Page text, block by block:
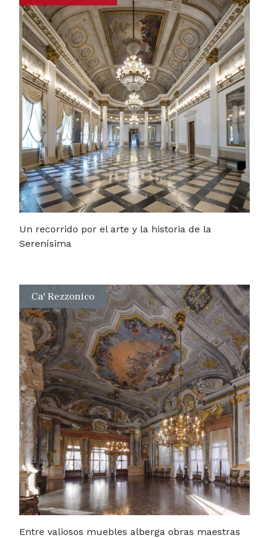
Un recorrido por el arte y la historia de la
Serenísima
Ca' Rezzonico
Entre valiosos muebles alberga obras maestras